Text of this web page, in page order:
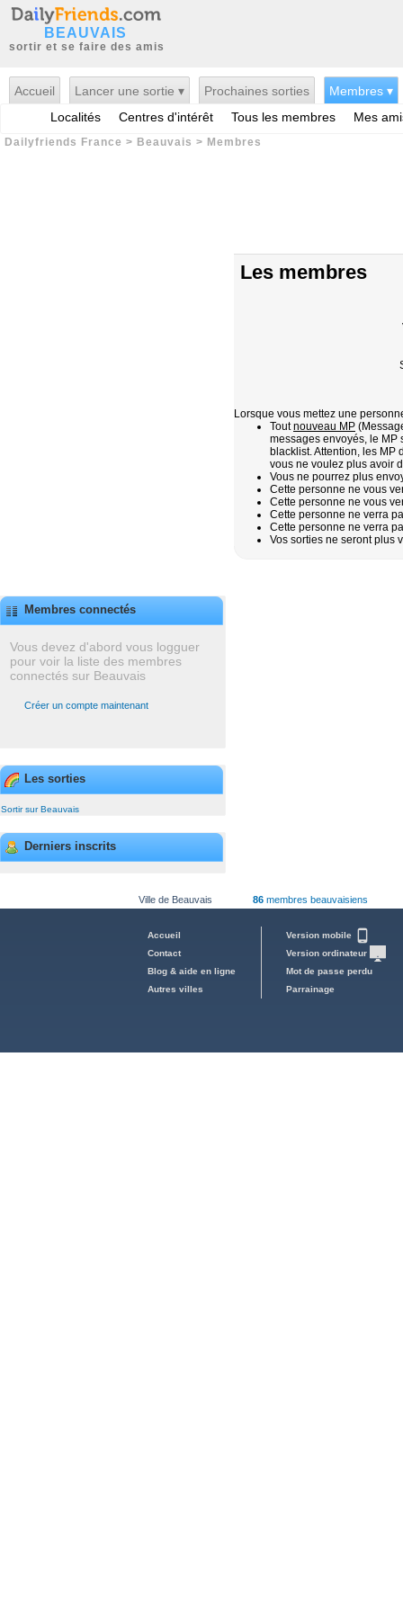
BEAUVAIS
sortir et se faire des amis
Accueil Lancer une sortie ▾ Prochaines sorties
Membres ▾
Localités
Centres d'intérêt Tous les membres Mes
Dailyfriends France > Beauvais > Membres
Membres connectés
Vous devez d'abord vous logguer
pour voir la liste des membres
connectés sur Beauvais
Créer un compte maintenant
Les sorties
Sortir sur Beauvais
Derniers inscrits
Les membres
Lorsque vous mettez une
Toutnouveau MP
messages envoyés, le
blacklist. Attention, les MP
vous ne voulez plus avoir
Vous ne pourrez plus
Cette personne ne vous
Cette personne ne vous
Cette personne ne verra
Cette personne ne verra
Vos sorties ne seront plus
Ville de Beauvais 86 membres beauvaisiens
Accueil
Contact
Blog & aide en ligne
Autres villes
Version mobile
Version ordinateur
Mot de passe perdu
Parrainage